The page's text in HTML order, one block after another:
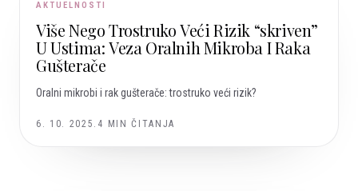
AKTUELNOSTI
Više Nego Trostruko Veći Rizik “skriven”
U Ustima: Veza Oralnih Mikroba I Raka
Gušterače
Oralni mikrobi i rak gušterače: trostruko veći rizik?
6. 10. 2025. 4 MIN ČITANJA